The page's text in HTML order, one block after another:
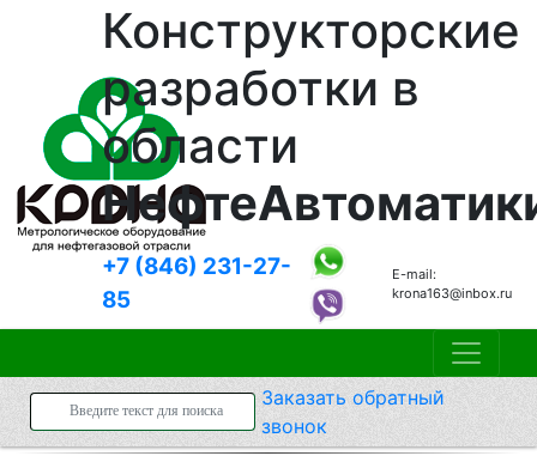
Конструкторские
разработки в
области
+7 (846) 231-27-
85
E-mail:
krona163@inbox.ru
Заказатьобратный
звонок